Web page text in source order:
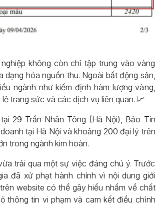
không còn chỉ tập trung vào vàng
dạng hóa nguồn thu. Ngoài bất động sản,
ngành như kiểm định hàm lượng vàng,
trang sức và các dịch vụ liên quan. 📈
29 Trần Nhân Tông (Hà Nội), Bảo Tín
tại Hà Nội và khoảng 200 đại lý trên
trong ngành kim hoàn.
trải qua một sự việc đáng chú ý. Trước
đã xử phạt hành chính vì nội dung giới
website có thể gây hiểu nhầm về chất
thông tin vi phạm và cam kết điều chỉnh